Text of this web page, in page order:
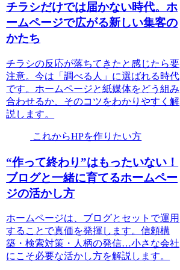
チラシだけでは届かない時代。ホ
ームページで広がる新しい集客の
かたち
チラシの反応が落ちてきたと感じたら要
注意。今は「調べる人」に選ばれる時代
です。ホームページと紙媒体をどう組み
合わせるか、そのコツをわかりやすく解
説します。
これからHPを作りたい方
“作って終わり”はもったいない！
ブログと一緒に育てるホームペー
ジの活かし方
ホームページは、ブログとセットで運用
することで真価を発揮します。信頼構
築・検索対策・人柄の発信…小さな会社
にこそ必要な活かし方を解説します。